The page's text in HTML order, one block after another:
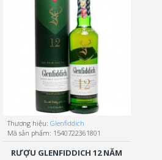
Thương hiệu: Glenfiddich
Mã sản phẩm: 1540722361801
RƯỢU GLENFIDDICH 12 NĂM